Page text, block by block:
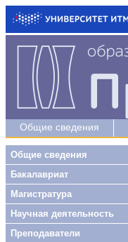
Общие сведения
Общие сведения
Бакалавриат
Магистратура
Научная деятельность
Преподаватели